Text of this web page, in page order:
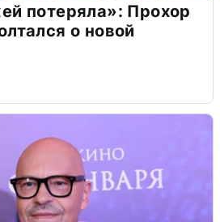
потеряла»: Прохор
о новой